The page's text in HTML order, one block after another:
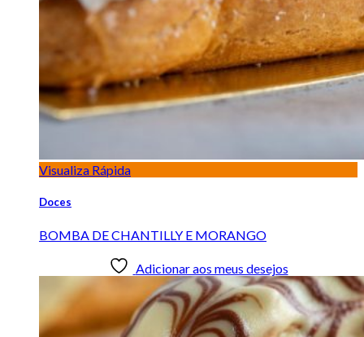
Visualiza Rápida
Doces
BOMBA DE CHANTILLY E MORANGO
Adicionar aos meus desejos